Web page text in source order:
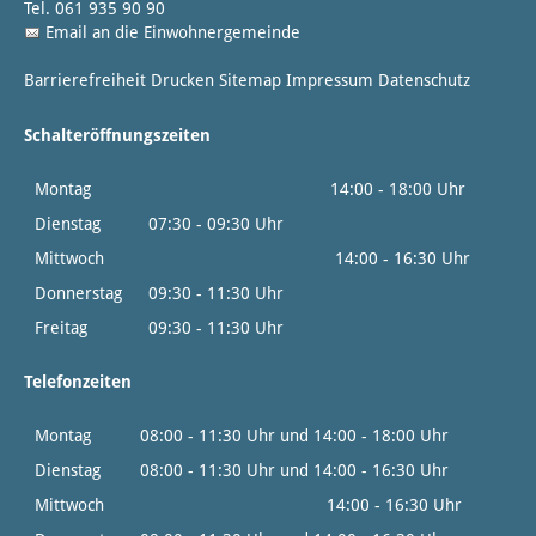
Tel. 061 935 90 90
Email an die Einwohnergemeinde
Barrierefreiheit Drucken Sitemap Impressum Datenschutz
Schalteröffnungszeiten
Montag
14:00 - 18:00 Uhr
Dienstag
07:30 - 09:30 Uhr
Mittwoch
14:00 - 16:30 Uhr
Donnerstag
09:30 - 11:30 Uhr
Freitag
09:30 - 11:30 Uhr
Telefonzeiten
Montag
08:00 - 11:30 Uhr und 14:00 - 18:00 Uhr
Dienstag
08:00 - 11:30 Uhr und 14:00 - 16:30 Uhr
Mittwoch
14:00 - 16:30 Uhr